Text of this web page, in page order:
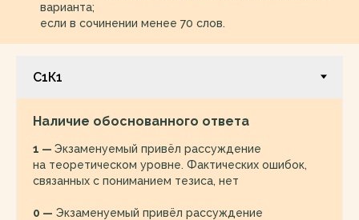
варианта;
если в сочинении менее 70 слов.
Наличие обоснованного ответа
1 — Экзаменуемый привёл рассуждение
на теоретическом уровне. Фактических ошибок,
связанных с пониманием тезиса, нет
0 — Экзаменуемый привёл рассуждение